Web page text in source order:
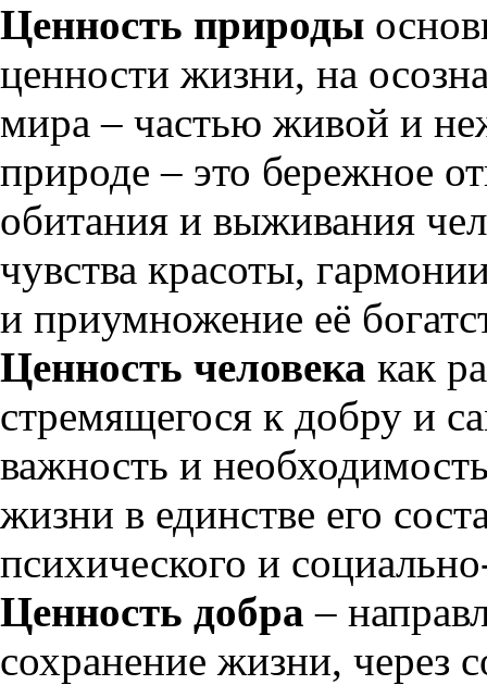
Ценность природы
ценности жизни, на
мира – частью живой и
природе – это бережное
обитания и выживания
чувства красоты,
и приумножение её
Ценность человека как
стремящегося к добру и
важность и
жизни в единстве его
психического и
Ценность добра –
сохранение жизни, через